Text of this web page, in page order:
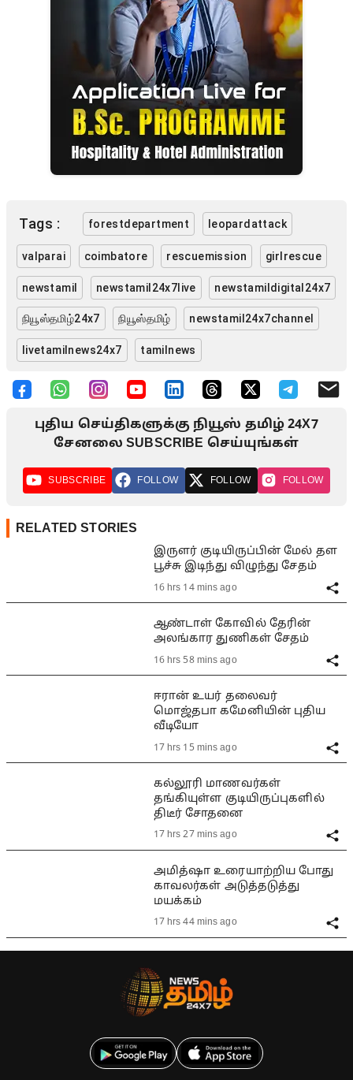
Tags : forestdepartment leopardattack
valparai coimbatore rescuemission girlrescue
newstamil newstamil24x7live newstamildigital24x7
நியூஸ்தமிழ்24x7 நியூஸ்தமிழ் newstamil24x7channel
livetamilnews24x7 tamilnews
புதிய செய்திகளுக்கு நியூஸ் தமிழ் 24X7
சேனலை SUBSCRIBE செய்யுங்கள்
SUBSCRIBE FOLLOW FOLLOW FOLLOW
RELATED STORIES
இருளர் குடியிருப்பின் மேல் தள
பூச்சு இடிந்து விழுந்து சேதம்
16 hrs 14 mins ago
ஆண்டாள் கோவில் தேரின்
அலங்கார துணிகள் சேதம்
16 hrs 58 mins ago
ஈரான் உயர் தலைவர்
மொஜ்தபா கமேனியின் புதிய
வீடியோ
17 hrs 15 mins ago
கல்லூரி மாணவர்கள்
தங்கியுள்ள குடியிருப்புகளில்
திடீர் சோதனை
17 hrs 27 mins ago
அமித்ஷா உரையாற்றிய போது
காவலர்கள் அடுத்தடுத்து
மயக்கம்
17 hrs 44 mins ago